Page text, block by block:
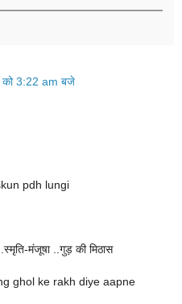
3:22 am बजे
pdh lungi
मंजूषा ..गुड़ की मिठास
ghol ke rakh diye aapne